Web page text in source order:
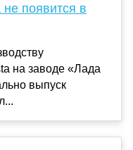
появится в
на заводе «Лада
выпуск